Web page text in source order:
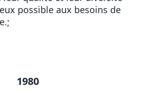
possible aux besoins de
1980